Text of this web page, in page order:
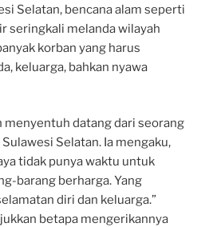
Selatan, bencana alam seperti
seringkali melanda wilayah
korban yang harus
keluarga, bahkan nyawa
menyentuh datang dari seorang
Selatan. Ia mengaku,
tidak punya waktu untuk
barang berharga. Yang
diri dan keluarga.”
betapa mengerikannya